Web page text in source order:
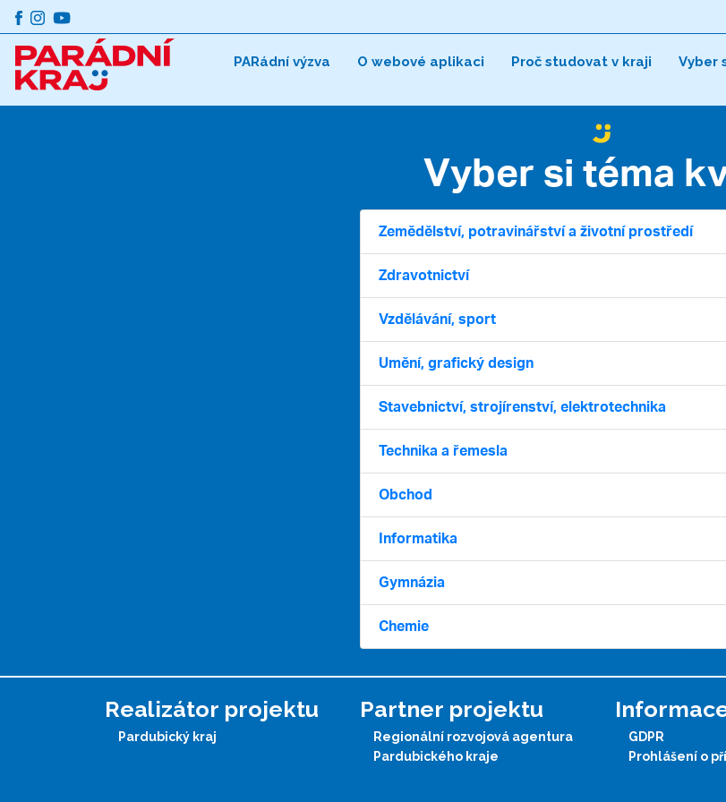
PARádní výzva O webové aplikaci Proč studovat v kraji Vyber
Vyber si téma
Zemědělství, potravinářství a životní prostředí
Zdravotnictví
Vzdělávání, sport
Umění, grafický design
Stavebnictví, strojírenství, elektrotechnika
Technika a řemesla
Obchod
Informatika
Gymnázia
Chemie
Realizátor projektu
Pardubický kraj
Partner projektu
Regionální rozvojová agentura
Pardubického kraje
GDPR
Prohlášení o